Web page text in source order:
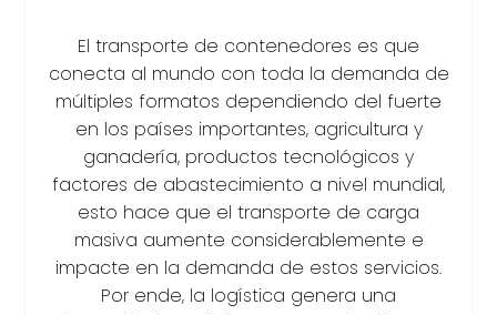
El transporte de contenedores es que
conecta al mundo con toda la demanda de
múltiples formatos dependiendo del fuerte
en los países importantes, agricultura y
ganadería, productos tecnológicos y
factores de abastecimiento a nivel mundial,
esto hace que el transporte de carga
masiva aumente considerablemente e
impacte en la demanda de estos servicios.
Por ende, la logística genera una